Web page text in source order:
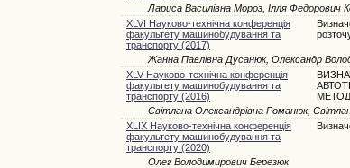
Лариса Василівна Мороз, Ілля Федорович
XLVI Науково-технічна конференція
факультету машинобудування та
транспорту (2017)
Жанна Павлівна Дусанюк, Олександр
XLV Науково-технічна конференція
факультету машинобудування та
транспорту (2016)
Світлана Олександрівна Романюк,
XLIX Науково-технічна конференція
факультету машинобудування та
транспорту (2020)
Олег Володимирович Березюк